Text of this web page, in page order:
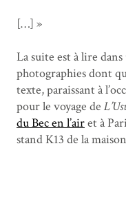
[…] »
La suite est à lire
photographies dont
texte, paraissant à
pour le voyage de
du Bec en l’airet à
stand K13 de la